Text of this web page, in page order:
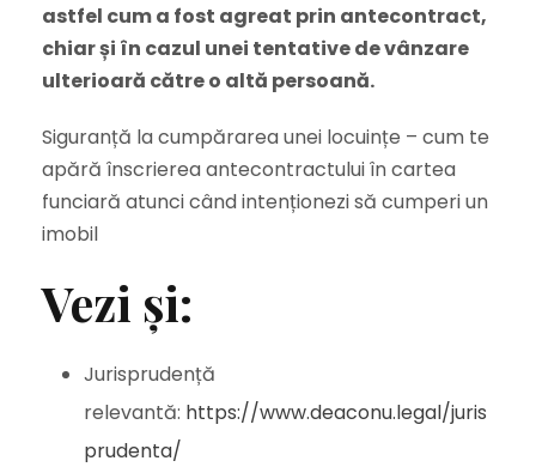
astfel cum a fost agreat prin antecontract,
chiar și în cazul unei tentative de vânzare
ulterioară către o altă persoană.
Siguranță la cumpărarea unei locuințe – cum te
apără înscrierea antecontractului în cartea
funciară atunci când intenționezi să cumperi un
imobil
Vezi și:
Jurisprudență
relevantă: https://www.deaconu.legal/juris
prudenta/